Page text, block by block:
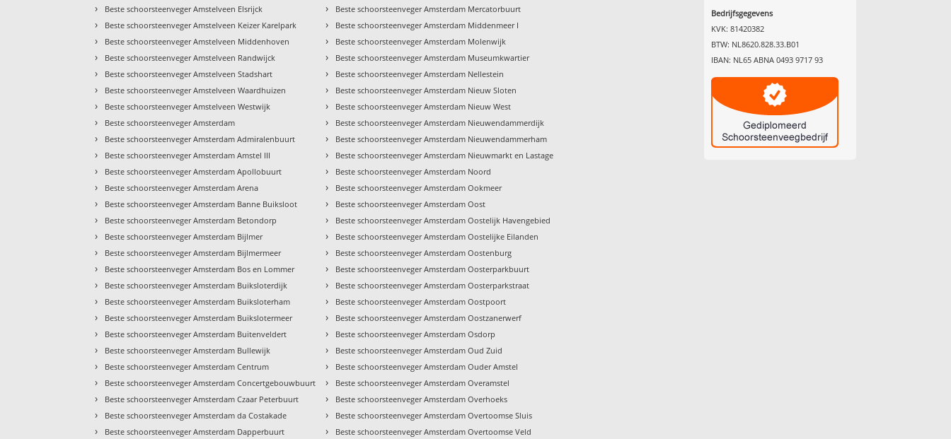
› Beste schoorsteenveger Amstelveen Elsrijck
› Beste schoorsteenveger Amstelveen Keizer Karelpark
› Beste schoorsteenveger Amstelveen Middenhoven
› Beste schoorsteenveger Amstelveen Randwijck
› Beste schoorsteenveger Amstelveen Stadshart
› Beste schoorsteenveger Amstelveen Waardhuizen
› Beste schoorsteenveger Amstelveen Westwijk
› Beste schoorsteenveger Amsterdam
› Beste schoorsteenveger Amsterdam Admiralenbuurt
› Beste schoorsteenveger Amsterdam Amstel III
› Beste schoorsteenveger Amsterdam Apollobuurt
› Beste schoorsteenveger Amsterdam Arena
› Beste schoorsteenveger Amsterdam Banne Buiksloot
› Beste schoorsteenveger Amsterdam Betondorp
› Beste schoorsteenveger Amsterdam Bijlmer
› Beste schoorsteenveger Amsterdam Bijlmermeer
› Beste schoorsteenveger Amsterdam Bos en Lommer
› Beste schoorsteenveger Amsterdam Buiksloterdijk
› Beste schoorsteenveger Amsterdam Buiksloterham
› Beste schoorsteenveger Amsterdam Buikslotermeer
› Beste schoorsteenveger Amsterdam Buitenveldert
› Beste schoorsteenveger Amsterdam Bullewijk
› Beste schoorsteenveger Amsterdam Centrum
› Beste schoorsteenveger Amsterdam Concertgebouwbuurt
› Beste schoorsteenveger Amsterdam Czaar Peterbuurt
› Beste schoorsteenveger Amsterdam da Costakade
› Beste schoorsteenveger Amsterdam Dapperbuurt
› Beste schoorsteenveger Amsterdam Mercatorbuurt
› Beste schoorsteenveger Amsterdam Middenmeer I
› Beste schoorsteenveger Amsterdam Molenwijk
› Beste schoorsteenveger Amsterdam Museumkwartier
› Beste schoorsteenveger Amsterdam Nellestein
› Beste schoorsteenveger Amsterdam Nieuw Sloten
› Beste schoorsteenveger Amsterdam Nieuw West
› Beste schoorsteenveger Amsterdam Nieuwendammerdijk
› Beste schoorsteenveger Amsterdam Nieuwendammerham
› Beste schoorsteenveger Amsterdam Nieuwmarkt en Lastage
› Beste schoorsteenveger Amsterdam Noord
› Beste schoorsteenveger Amsterdam Ookmeer
› Beste schoorsteenveger Amsterdam Oost
› Beste schoorsteenveger Amsterdam Oostelijk Havengebied
› Beste schoorsteenveger Amsterdam Oostelijke Eilanden
› Beste schoorsteenveger Amsterdam Oostenburg
› Beste schoorsteenveger Amsterdam Oosterparkbuurt
› Beste schoorsteenveger Amsterdam Oosterparkstraat
› Beste schoorsteenveger Amsterdam Oostpoort
› Beste schoorsteenveger Amsterdam Oostzanerwerf
› Beste schoorsteenveger Amsterdam Osdorp
› Beste schoorsteenveger Amsterdam Oud Zuid
› Beste schoorsteenveger Amsterdam Ouder Amstel
› Beste schoorsteenveger Amsterdam Overamstel
› Beste schoorsteenveger Amsterdam Overhoeks
› Beste schoorsteenveger Amsterdam Overtoomse Sluis
› Beste schoorsteenveger Amsterdam Overtoomse Veld
Bedrijfsgegevens
KVK: 81420382
BTW: NL8620.828.33.B01
IBAN: NL65 ABNA 0493 9717 93